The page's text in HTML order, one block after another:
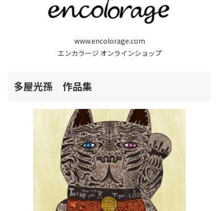
www.encolorage.com
エンカラージ オンラインショップ
多屋光孫 作品集